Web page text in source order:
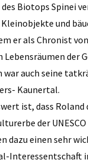
des Biotops Spinei
und
er als Chronist
Lebensräumen der
auch seine
Kaunertal.
ist, dass
der
dazu einen sehr
Interessentschaft